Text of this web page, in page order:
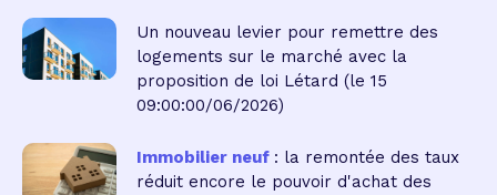
Un nouveau levier pour remettre des
logements sur le marché avec la
proposition de loi Létard (le 15
09:00:00/06/2026)
Immobilier neuf : la remontée des taux
réduit encore le pouvoir d'achat des